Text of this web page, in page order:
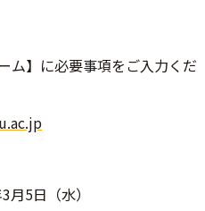
ム】に必要事項をご入力くだ
5日（水）